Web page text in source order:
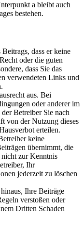
a bleibt auch
bestehen.
dass er keine
oder die guten
dass Sie das
verwendeten Links und
aus. Bei
oder anderer im
Betreiber Sie nach
von der Nutzung dieses
erteilen.
keine
übernimmt, die
nicht zur Kenntnis
Ihr
jederzeit zu löschen
Ihre Beiträge
verstoßen oder
Dritten Schaden